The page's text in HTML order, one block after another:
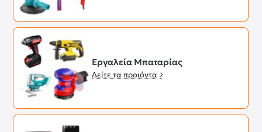
Εργαλεία Μπαταρίας
Δείτε τα προιόντα